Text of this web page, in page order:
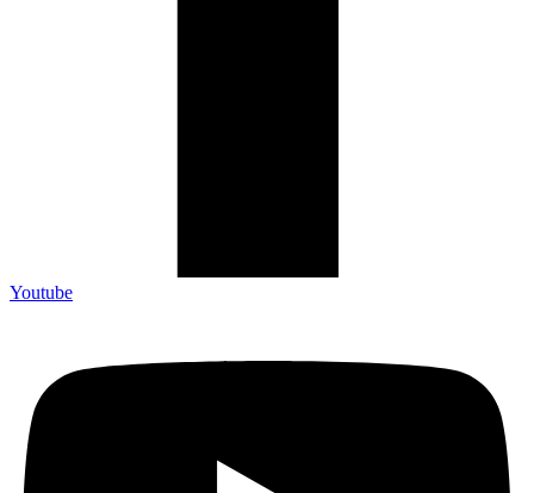
Youtube